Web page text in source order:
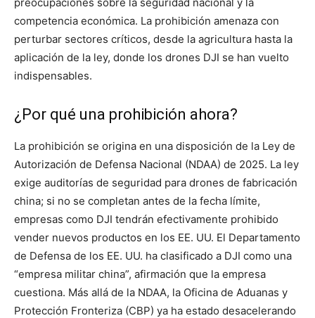
competencia económica. La prohibición amenaza con
perturbar sectores críticos, desde la agricultura hasta la
aplicación de la ley, donde los drones DJI se han vuelto
indispensables.
¿Por qué una prohibición ahora?
La prohibición se origina en una disposición de la Ley de
Autorización de Defensa Nacional (NDAA) de 2025. La ley
exige auditorías de seguridad para drones de fabricación
china; si no se completan antes de la fecha límite,
empresas como DJI tendrán efectivamente prohibido
vender nuevos productos en los EE. UU. El Departamento
de Defensa de los EE. UU. ha clasificado a DJI como una
“empresa militar china”, afirmación que la empresa
cuestiona. Más allá de la NDAA, la Oficina de Aduanas y
Protección Fronteriza (CBP) ya ha estado desacelerando